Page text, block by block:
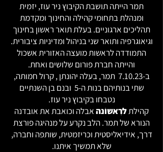
תמר הייתה תושבת הקיבוץ ניר עוז, יזמית
ומנהלת בתחומי קהילה והחינוך ומקדמת
תהליכים ארגוניים. בעלת תואר ראשון בחינוך
וגיאוגרפיה ותואר שני בניהול ומדיניות ציבורית.
התמודדה לראשות מועצה האזורית אשכול
והייתה חברת פורום שלושים ואחת.
ב-7.10.23 תמר, בעלה יהונתן , קרול חמותה,
שתי בנותיהם בנות ה-5 ובנם בן השנתיים
נטבחו בקיבוץ ניר עוז.
קהילתלרִאשוֹנהאבלה וכואבת את אובדנה
הנורא של תמר. הלב נקרע על מנהיגה פורצת
דרך, אידיאליסטית וכריזמטית, שותפה וחברה,
שלא תמשיך איתנו.